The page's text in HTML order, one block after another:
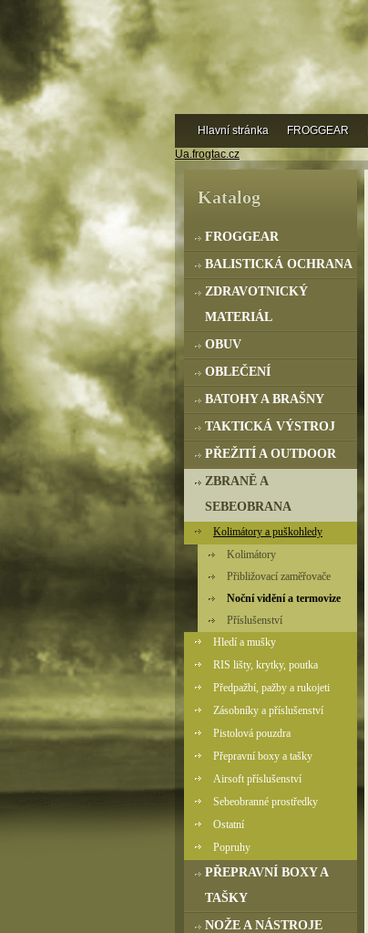
Ua.frogtac.cz
Katalog
FROGGEAR
BALISTICKÁ OCHRANA
ZDRAVOTNICKÝ
MATERIÁL
OBUV
OBLEČENÍ
BATOHY A BRAŠNY
TAKTICKÁ VÝSTROJ
PŘEŽITÍ A OUTDOOR
ZBRANĚ A
SEBEOBRANA
Kolimátory a puškohledy
Kolimátory
Přibližovací zaměřovače
Noční vidění a termovize
Příslušenství
Hledí a mušky
RIS lišty, krytky, poutka
Předpažbí, pažby a rukojeti
Zásobníky a příslušenství
Pistolová pouzdra
Přepravní boxy a tašky
Airsoft příslušenství
Sebeobranné prostředky
Ostatní
Popruhy
PŘEPRAVNÍ BOXY A
TAŠKY
NOŽE A NÁSTROJE
Hlavní stránka FROGGEAR